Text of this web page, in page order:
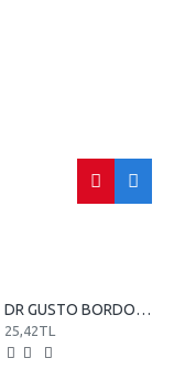
DR GUSTO BORDO ÇİÇEK TOZ BOYA 5GR
25,42TL